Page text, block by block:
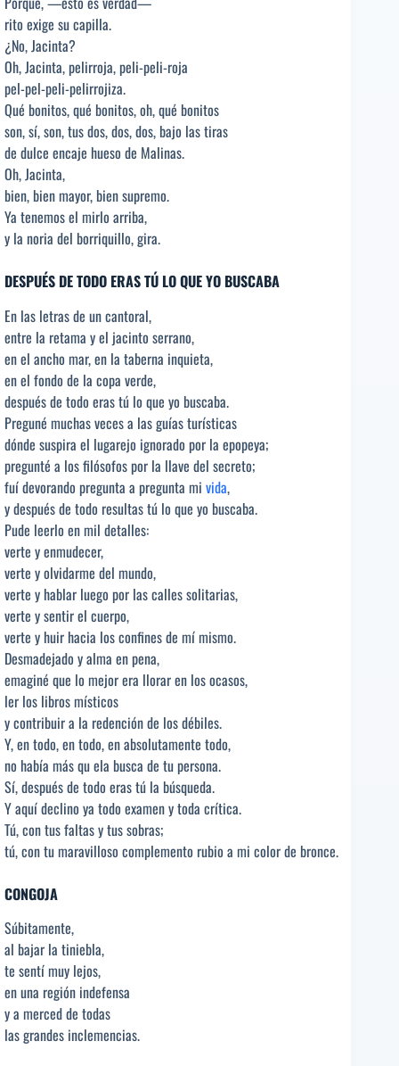
rito exige su capilla.
¿No, Jacinta?
Oh, Jacinta, pelirroja, peli-peli-roja
pel-pel-peli-pelirrojiza.
Qué bonitos, qué bonitos, oh, qué bonitos
son, sí, son, tus dos, dos, dos, bajo las tiras
de dulce encaje hueso de Malinas.
Oh, Jacinta,
bien, bien mayor, bien supremo.
Ya tenemos el mirlo arriba,
y la noria del borriquillo, gira.
DESPUÉS DE TODO ERAS TÚ LO QUE YO BUSCABA
En las letras de un cantoral,
entre la retama y el jacinto serrano,
en el ancho mar, en la taberna inquieta,
en el fondo de la copa verde,
después de todo eras tú lo que yo buscaba.
Preguné muchas veces a las guías turísticas
dónde suspira el lugarejo ignorado por la epopeya;
pregunté a los filósofos por la llave del secreto;
fuí devorando pregunta a pregunta mi vida,
y después de todo resultas tú lo que yo buscaba.
Pude leerlo en mil detalles:
verte y enmudecer,
verte y olvidarme del mundo,
verte y hablar luego por las calles solitarias,
verte y sentir el cuerpo,
verte y huir hacia los confines de mí mismo.
Desmadejado y alma en pena,
emaginé que lo mejor era llorar en los ocasos,
ler los libros místicos
y contribuir a la redención de los débiles.
Y, en todo, en todo, en absolutamente todo,
no había más qu ela busca de tu persona.
Sí, después de todo eras tú la búsqueda.
Y aquí declino ya todo examen y toda crítica.
Tú, con tus faltas y tus sobras;
tú, con tu maravilloso complemento rubio a mi color de bronce.
CONGOJA
Súbitamente,
al bajar la tiniebla,
te sentí muy lejos,
en una región indefensa
y a merced de todas
las grandes inclemencias.